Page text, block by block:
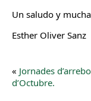
Un saludo y
Esther Oliver Sanz
« Jornades
d’Octubre.